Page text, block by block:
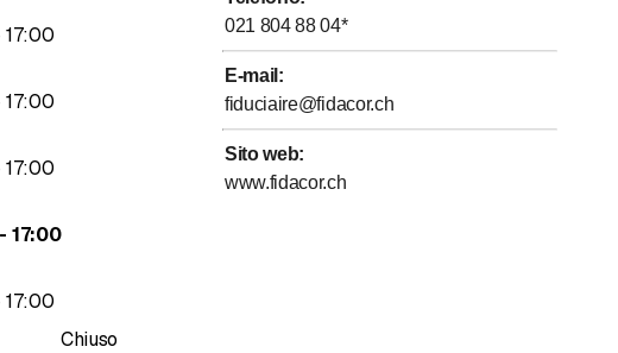
fino a
17:00
fino a
17:00
fino a
17:00
- fino a
17:00
fino a
17:00
Chiuso
021 804 88 04*
E-mail :
fiduciaire@fidacor.ch
Sito web:
www.fidacor.ch